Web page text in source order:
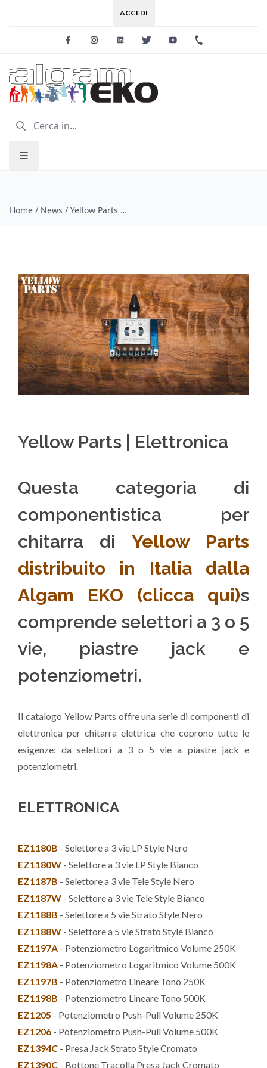
ACCEDI
FacebookInstagramLinkedinTwitter Youtube
Home / News / Yellow Parts | Elettronica
Yellow Parts | Elettronica
Questa categoria di
componentistica per
chitarra di Yellow Parts
distribuito in Italia dalla
Algam EKO (clicca qui)s
comprende selettori a 3 o 5
vie, piastre jack e
potenziometri.
Il catalogo Yellow Parts offre una serie di componenti di
elettronica per chitarra elettrica che coprono tutte le
esigenze: da selettori a 3 o 5 vie a piastre jack e
potenziometri.
ELETTRONICA
EZ1180B - Selettore a 3 vie LP Style Nero
EZ1180W - Selettore a 3 vie LP Style Bianco
EZ1187B - Selettore a 3 vie Tele Style Nero
EZ1187W - Selettore a 3 vie Tele Style Bianco
EZ1188B - Selettore a 5 vie Strato Style Nero
EZ1188W - Selettore a 5 vie Strato Style Bianco
EZ1197A - Potenziometro Logaritmico Volume 250K
EZ1198A - Potenziometro Logaritmico Volume 500K
EZ1197B - Potenziometro Lineare Tono 250K
EZ1198B - Potenziometro Lineare Tono 500K
EZ1205 - Potenziometro Push-Pull Volume 250K
EZ1206 - Potenziometro Push-Pull Volume 500K
EZ1394C - Presa Jack Strato Style Cromato
EZ1390C - Bottone Tracolla Presa Jack Cromato